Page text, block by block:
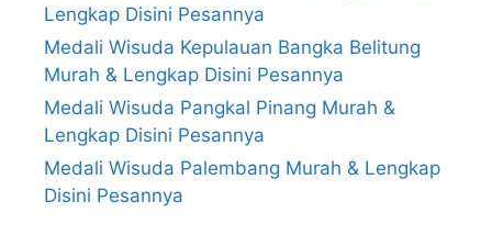
Lengkap Disini Pesannya
Medali Wisuda Kepulauan Bangka Belitung
Murah & Lengkap Disini Pesannya
Medali Wisuda Pangkal Pinang Murah &
Lengkap Disini Pesannya
Medali Wisuda Palembang Murah & Lengkap
Disini Pesannya